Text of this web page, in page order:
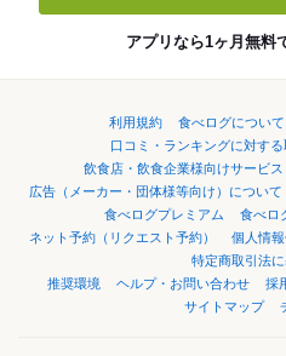
アプリなら1ヶ月無料
利用規約 食べログについて
口コミ・ランキングに対す
飲食店・飲食企業様向けサービス
広告（メーカー・団体様等向け）について
食べログプレミアム
食べロ
ネット予約（リクエスト予約）
個人情
特定商取引法
推奨環境
ヘルプ・お問い合わせ 採
サイトマップ